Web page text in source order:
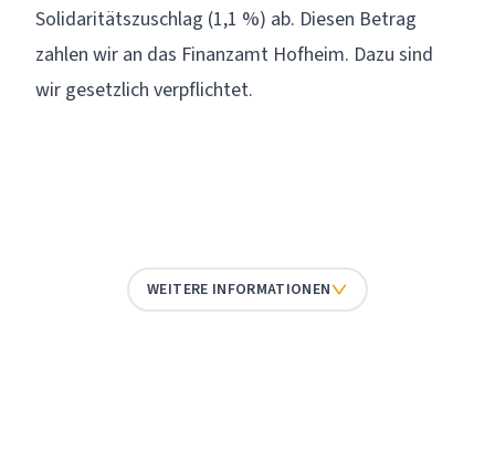
Solidaritätszuschlag (1,1 %) ab. Diesen Betrag
zahlen wir an das Finanzamt Hofheim. Dazu sind
wir gesetzlich verpflichtet.
WEITERE INFORMATIONEN